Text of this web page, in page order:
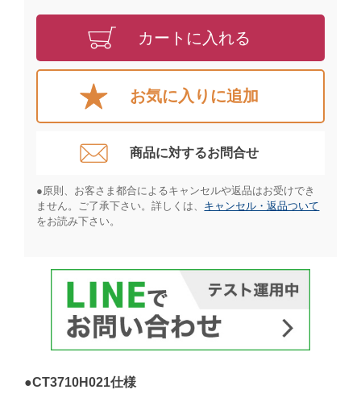
カートに入れる
お気に入りに追加
商品に対するお問合せ​
●原則、お客さま都合によるキャンセルや返品はお受けでき
ません。ご了承下さい。詳しくは、 キャンセル・返品ついて
をお読み下さい。​
●CT3710H021仕様